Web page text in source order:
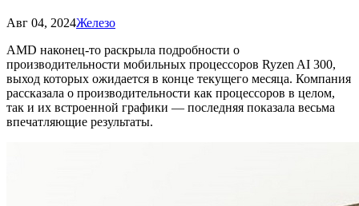
Авг 04, 2024Железо
AMD наконец-то раскрыла подробности о
производительности мобильных процессоров Ryzen AI 300,
выход которых ожидается в конце текущего месяца. Компания
рассказала о производительности как процессоров в целом,
так и их встроенной графики — последняя показала весьма
впечатляющие результаты.